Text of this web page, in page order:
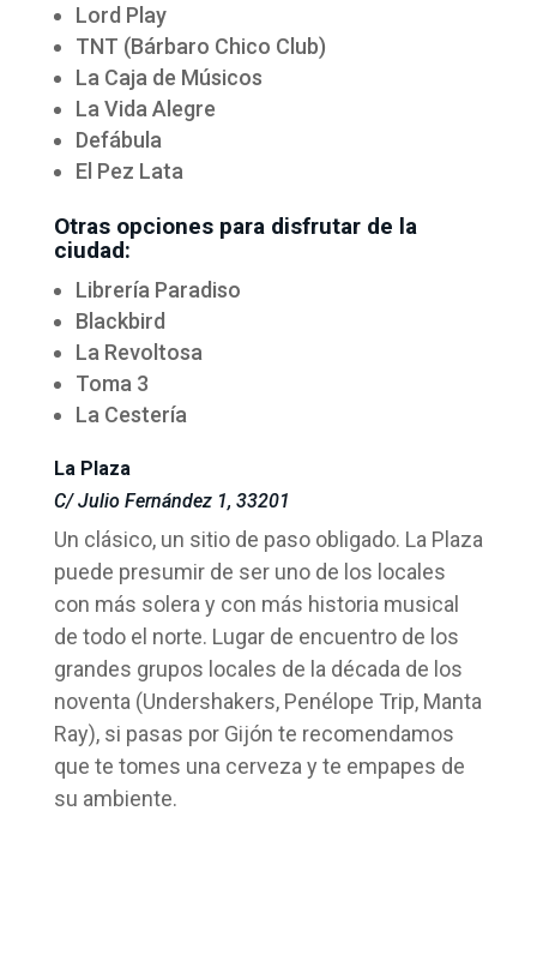
Lord Play
TNT (Bárbaro Chico Club)
La Caja de Músicos
La Vida Alegre
Defábula
El Pez Lata
Otras opciones para disfrutar de la
ciudad:
Librería Paradiso
Blackbird
La Revoltosa
Toma 3
La Cestería
La Plaza
C/ Julio Fernández 1, 33201
Un clásico, un sitio de paso obligado. La Plaza
puede presumir de ser uno de los locales
con más solera y con más historia musical
de todo el norte. Lugar de encuentro de los
grandes grupos locales de la década de los
noventa (Undershakers, Penélope Trip, Manta
Ray), si pasas por Gijón te recomendamos
que te tomes una cerveza y te empapes de
su ambiente.